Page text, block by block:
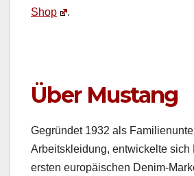
Shop
.
Über Mustang
Gegrün­det 1932 als
Arbeit­sklei­dung, entwick­elte sich
ersten europäis­chen Den­im-